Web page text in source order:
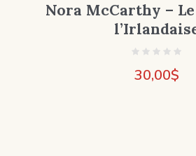
Nora McCarthy –
30,00$